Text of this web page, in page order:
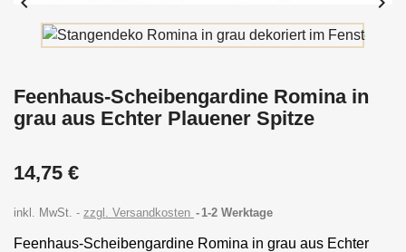
Feenhaus-Scheibengardine Romina in
grau aus Echter Plauener Spitze
14,75 €
inkl. MwSt. zzgl. Versandkosten 1-2 Werktage
Feenhaus-Scheibengardine Romina in grau aus Echter